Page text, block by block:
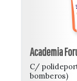
Academia
C/
bomberos)